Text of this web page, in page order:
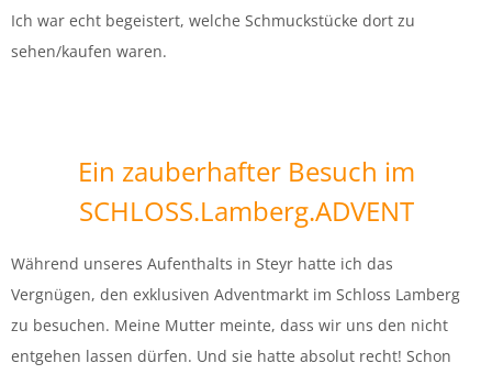
Ich war echt begeistert, welche Schmuckstücke dort zu
sehen/kaufen waren.
Ein zauberhafter Besuch im
SCHLOSS.Lamberg.ADVENT
Während unseres Aufenthalts in Steyr hatte ich das
Vergnügen, den exklusiven Adventmarkt im Schloss Lamberg
zu besuchen. Meine Mutter meinte, dass wir uns den nicht
entgehen lassen dürfen. Und sie hatte absolut recht! Schon